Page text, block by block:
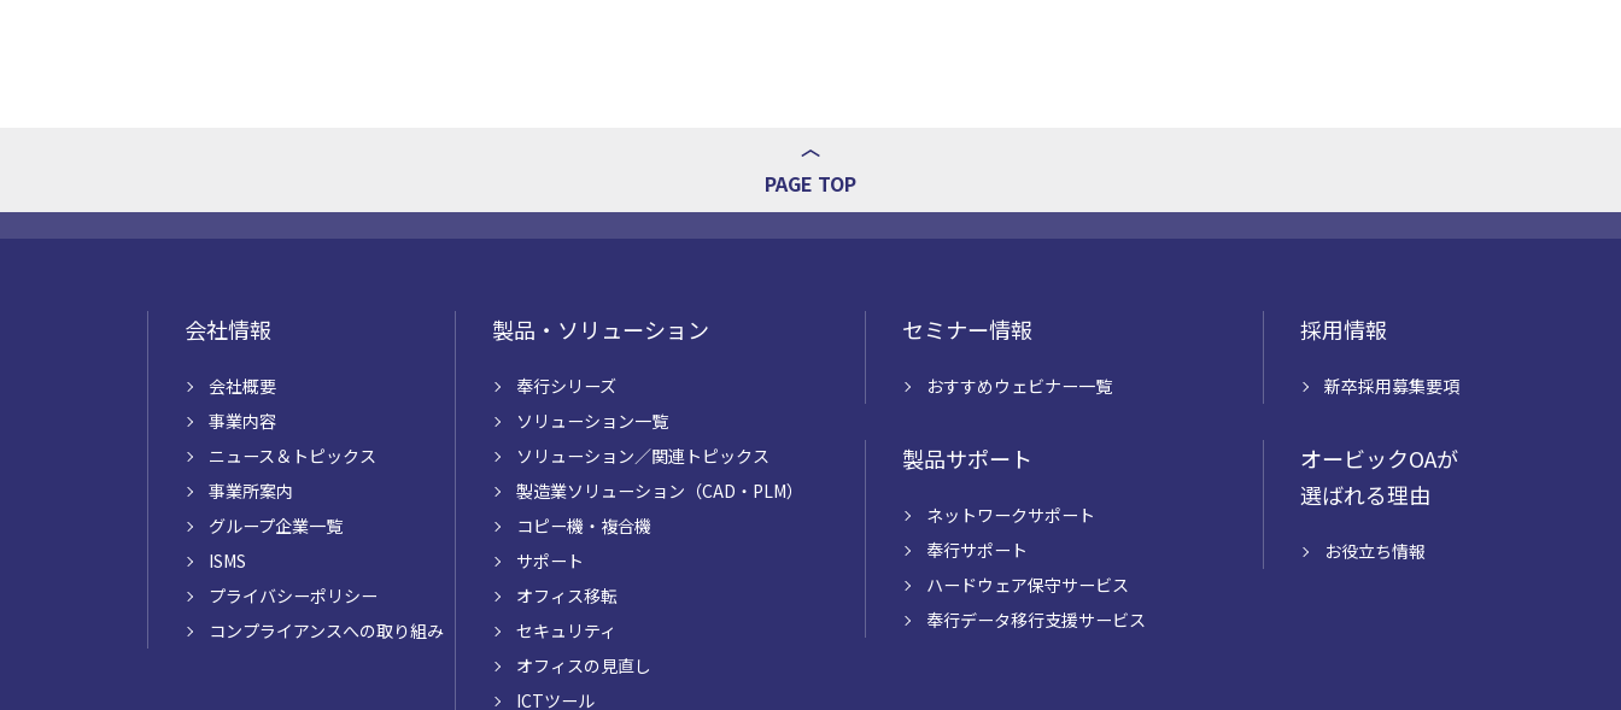
PAGE TOP
会社情報
会社概要
事業内容
ニュース＆トピックス
事業所案内
グループ企業一覧
ISMS
プライバシーポリシー
コンプライアンスへの取り組み
製品・ソリューション
奉行シリーズ
ソリューション一覧
ソリューション／関連トピックス
製造業ソリューション（CAD・PLM）
コピー機・複合機
サポート
オフィス移転
セキュリティ
オフィスの見直し
ICTツール
セミナー情報
おすすめウェビナー一覧
製品サポート
ネットワークサポート
奉行サポート
ハードウェア保守サービス
奉行データ移行支援サービス
採用情報
新卒採用募集要項
オービックOAが
選ばれる理由
お役立ち情報